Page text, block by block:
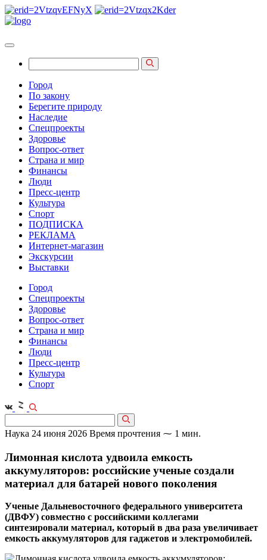
Город
По закону
Берегите природу
Наследие
Спецпроекты
Здоровье
Вопрос-ответ
Страна и мир
Финансы
Люди
Пресс-центр
Культура
Спорт
ПОДПИСКА
РЕКЛАМА
Интернет-магазин
Экскурсии
Выставки
Город
Спецпроекты
Здоровье
Вопрос-ответ
Страна и мир
Финансы
Люди
Пресс-центр
Культура
Спорт
Наука 24 июня 2026 Время прочтения ⁓ 1 мин.
Лимонная кислота удвоила емкость
аккумуляторов: российские ученые создали
материал для батарей нового поколения
Ученые Дальневосточного федерального университета
(ДВФУ) совместно с российскими коллегами
синтезировали материал, который в два раза увеличивает
емкость аккумуляторов для гаджетов и электромобилей.